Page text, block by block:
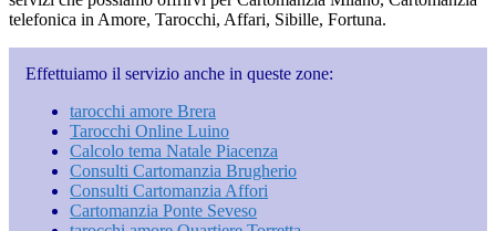
telefonica in Amore, Tarocchi, Affari, Sibille, Fortuna.
Effettuiamo il servizio anche in queste zone:
tarocchi amore Brera
Tarocchi Online Luino
Calcolo tema Natale Piacenza
Consulti Cartomanzia Brugherio
Consulti Cartomanzia Affori
Cartomanzia Ponte Seveso